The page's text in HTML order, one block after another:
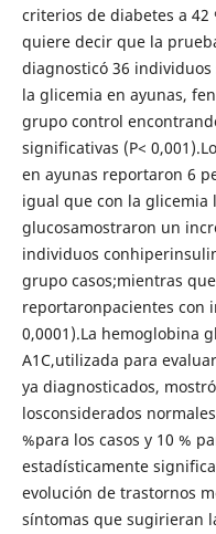
criterios de diabetes a 42
quiere decir que la
diagnosticó 36
la glicemia en ayunas,
grupo control
significativas (P<
en ayunas reportaron 6
igual que con la glicemia
glucosamostraron un
individuos
grupo casos;mientras
reportaronpacientes con
0,0001).La hemoglobina
A1C,utilizada para
ya diagnosticados,
losconsiderados
%para los casos y 10 %
estadísticamente
evolución de trastornos
síntomas que sugirieran